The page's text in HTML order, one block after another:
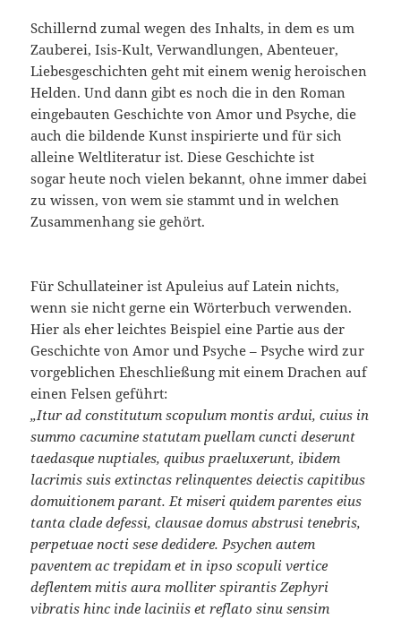
Schillernd zumal wegen des Inhalts, in dem es um
Zauberei, Isis-Kult, Verwandlungen, Abenteuer,
Liebesgeschichten geht mit einem wenig heroischen
Helden. Und dann gibt es noch die in den Roman
eingebauten Geschichte von Amor und Psyche, die
auch die bildende Kunst inspirierte und für sich
alleine Weltliteratur ist. Diese Geschichte ist
sogar heute noch vielen bekannt, ohne immer dabei
zu wissen, von wem sie stammt und in welchen
Zusammenhang sie gehört.
Für Schullateiner ist Apuleius auf Latein nichts,
wenn sie nicht gerne ein Wörterbuch verwenden.
Hier als eher leichtes Beispiel eine Partie aus der
Geschichte von Amor und Psyche – Psyche wird zur
vorgeblichen Eheschließung mit einem Drachen auf
einen Felsen geführt:
„Itur ad constitutum scopulum montis ardui, cuius in
summo cacumine statutam puellam cuncti deserunt
taedasque nuptiales, quibus praeluxerunt, ibidem
lacrimis suis extinctas relinquentes deiectis capitibus
domuitionem parant. Et miseri quidem parentes eius
tanta clade defessi, clausae domus abstrusi tenebris,
perpetuae nocti sese dedidere. Psychen autem
paventem ac trepidam et in ipso scopuli vertice
deflentem mitis aura molliter spirantis Zephyri
vibratis hinc inde laciniis et reflato sinu sensim